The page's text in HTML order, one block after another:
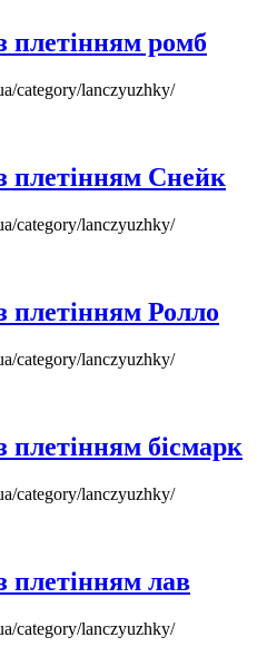
ромб
category/lanczyuzhky/
Снейк
category/lanczyuzhky/
Ролло
category/lanczyuzhky/
бісмарк
category/lanczyuzhky/
лав
category/lanczyuzhky/